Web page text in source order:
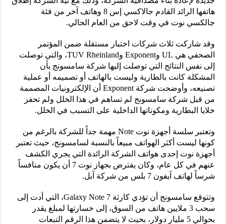
هاتفها الرائد القادم جالاكسي إس 8 وهاتف آخر من فئة
جالكسي نوت في وقت لاحق من العام الحالي.
وقد شاركت ثلاث شركات اختبار مستقلة ضمن المؤتمر
الصحفي هي UL وExponent وTUV Rheinland، والتي توصلت
إلى نفس النتائج التي توصلت إليها شركة سامسونج بأن
المشكلة كانت بالطارية وليست بالهاتف أو تصميمه أو عملية
تصنيعه، وأوضحت شركة Exponent أن الإلكترونيات المصممة
من قبل شركة سامسونج لم تساهم في هذا الخلل ولم تحفز
خلايا البطارية ومكوناتها الداخلية على التسبب في الخلل.
وتعتبر سلسة أجهزة نوت Note مهمة جداً للشركة بالرغم من
كونها ليست أكثر الهواتف مبيعاً بالنسبة لسامسونج، حيث تعتبر
أجهزة نوت إحدى هواتف الشركة الرائدة التي يجري الكشف
عنهم في كل عام، وكان يفترض بجهاز نوت 7 أن يكون منافساً
شرساً لهاتف آيفون 7 بلس من شركة آبل.
وتتوقع سامسونج أن تؤدي كارثة Galaxy Note 7، التي أدت إلى
سحب 3 ملايين هاتف من السوق، إلى خسارتها لمبلغ يقدر
بحوالي 5 مليار دولار، بحيث لا يتضمن هذا الرقم التبعات